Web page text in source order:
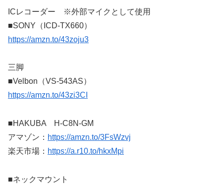
ICレコーダー ※外部マイクとして使用
■SONY（ICD-TX660）
https://amzn.to/43zoju3
三脚
■Velbon（VS-543AS）
https://amzn.to/43zi3CI
■HAKUBA H-C8N-GM
アマゾン： https://amzn.to/3FsWzvj
楽天市場： https://a.r10.to/hkxMpi
■ネックマウント